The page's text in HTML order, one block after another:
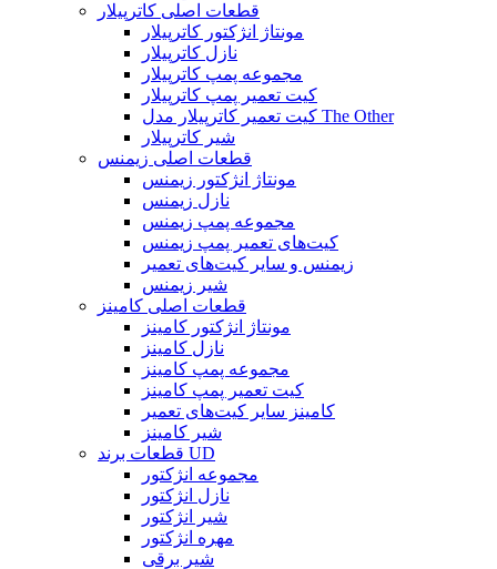
قطعات اصلی کاترپیلار
مونتاژ انژکتور کاترپیلار
نازل کاترپیلار
مجموعه پمپ کاترپیلار
کیت تعمیر پمپ کاترپیلار
کیت تعمیر کاترپیلار مدل The Other
شیر کاترپیلار
قطعات اصلی زیمنس
مونتاژ انژکتور زیمنس
نازل زیمنس
مجموعه پمپ زیمنس
کیت‌های تعمیر پمپ زیمنس
زیمنس و سایر کیت‌های تعمیر
شیر زیمنس
قطعات اصلی کامینز
مونتاژ انژکتور کامینز
نازل کامینز
مجموعه پمپ کامینز
کیت تعمیر پمپ کامینز
کامینز سایر کیت‌های تعمیر
شیر کامینز
قطعات برند UD
مجموعه انژکتور
نازل انژکتور
شیر انژکتور
مهره انژکتور
شیر برقی